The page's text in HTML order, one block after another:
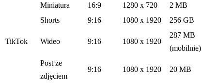
Miniatura
16:9 1280 x 720
2 MB
Shorts
9:16 1080 x 1920 256 GB
TikTok Wideo 9:16 1080 x 1920
287 MB
(mobilnie)
Post ze
zdjęciem
9:16 1080 x 1920 20 MB